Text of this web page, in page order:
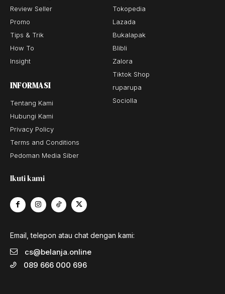
Review Seller
Promo
Tips & Trik
How To
Insight
INFORMASI
Tentang Kami
Hubungi Kami
Privacy Policy
Terms and Conditions
Pedoman Media Siber
Tokopedia
Lazada
Bukalapak
Blibli
Zalora
Tiktok Shop
ruparupa
Sociolla
Ikuti kami
Email, telepon atau chat dengan kami:
cs@belanja.online
089 666 000 696